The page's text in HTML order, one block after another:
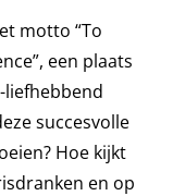
motto “To
een plaats
liefhebbend
succesvolle
Hoe kijkt
en op